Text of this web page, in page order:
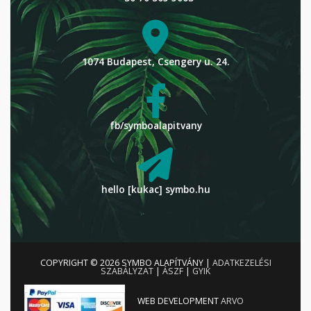
1074 Budapest, Csengery u. 24.
fb/symboalapitvany
hello [kukac] symbo.hu
COPYRIGHT © 2026 SYMBO ALAPÍTVÁNY| ADATKEZELÉSI
SZABÁLYZAT | ÁSZF | GYIK
WEB DEVELOPMENTARVO